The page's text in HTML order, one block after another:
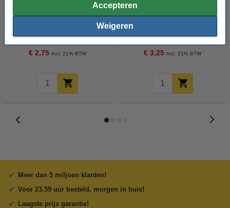
Accepteren
Weigeren
Zeskantmoer verzinkt M3 (100
€ 2,75 Incl. 21% BTW
Borgmoer verzinkt M3 (100
€ 3,25 Incl. 21% BTW
Meer dan 5 miljoen klanten!
Voor 23.59 uur besteld, morgen in huis!
Laagste prijs garantie!